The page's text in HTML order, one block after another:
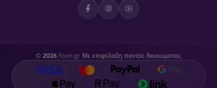
© 2026foon.gr. Με επιφύλαξη παντός δικαιώματος.